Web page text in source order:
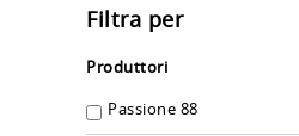
Filtra per
Produttori
Passione 88